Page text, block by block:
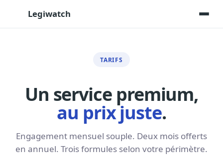
Legiwatch
Transcriptions IA
Toutes les séances AN/Sénat transcrites
Résumés automatiques des dossiers longs
TARIFS
Un service premium,
au prix juste.
Engagement mensuel souple. Deux mois offerts
en annuel. Trois formules selon votre périmètre.